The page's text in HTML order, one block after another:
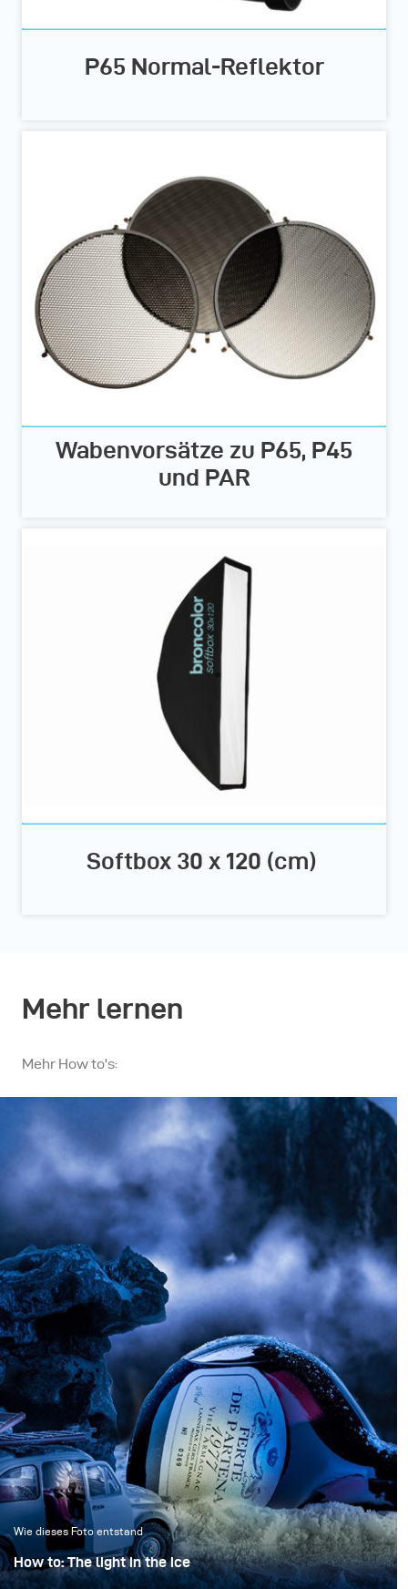
P65 Normal-Reflektor
Wabenvorsätze zu P65, P45
und PAR
Softbox 30 x 120 (cm)
Mehr lernen
Mehr How to's:
Wie dieses Foto entstand
How to: The light in the ice